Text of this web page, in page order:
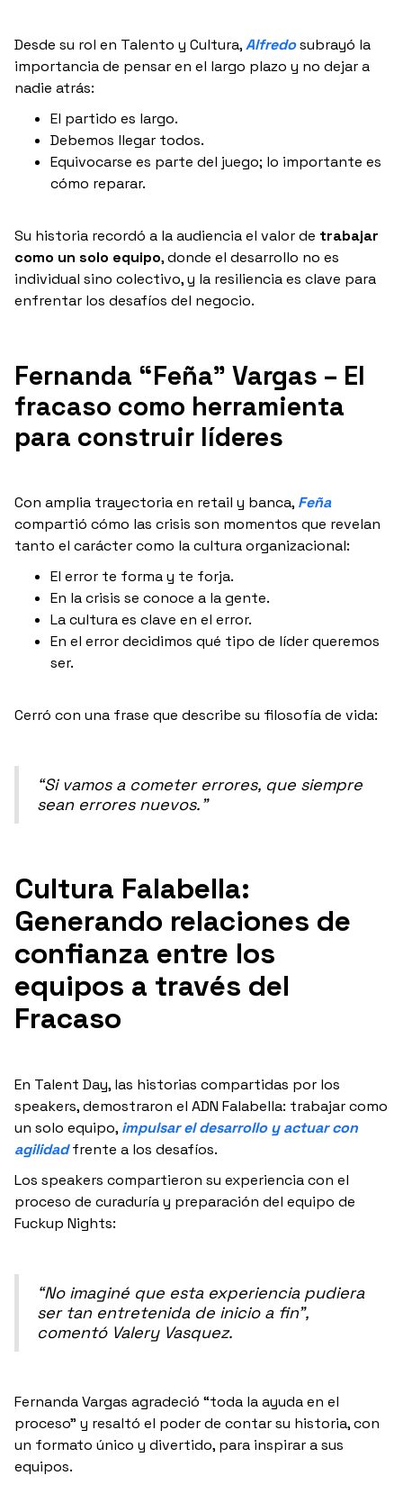
Desde su rol en Talento y Cultura,Alfredosubrayó la
importancia de pensar en el largo plazo y no dejar a
nadie atrás:
El partido es largo.
Debemos llegar todos.
Equivocarse es parte del juego; lo importante es
cómo reparar.
Su historia recordó a la audiencia el valor de trabajar
como un solo equipo, donde el desarrollo no es
individual sino colectivo, y la resiliencia es clave para
enfrentar los desafíos del negocio.
Fernanda “Feña” Vargas – El
fracaso como herramienta
para construir líderes
Con amplia trayectoria en retail y banca, Feña
compartió cómo las crisis son momentos que revelan
tanto el carácter como la cultura organizacional:
El error te forma y te forja.
En la crisis se conoce a la gente.
La cultura es clave en el error.
En el error decidimos qué tipo de líder queremos
ser.
Cerró con una frase que describe su filosofía de vida:
“Si vamos a cometer errores, que siempre
sean errores nuevos.”
Cultura Falabella:
Generando relaciones de
confianza entre los
equipos a través del
Fracaso
En Talent Day, las historias compartidas por los
speakers, demostraron el ADN Falabella: trabajar como
un solo equipo, impulsar el desarrollo y actuar con
agilidadfrente a los desafíos.
Los speakers compartieron su experiencia con el
proceso de curaduría y preparación del equipo de
Fuckup Nights:
“No imaginé que esta experiencia pudiera
ser tan entretenida de inicio a fin”,
comentó Valery Vasquez.
Fernanda Vargas agradeció “toda la ayuda en el
proceso” y resaltó el poder de contar su historia, con
un formato único y divertido, para inspirar a sus
equipos.